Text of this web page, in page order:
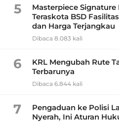
5
Masterpiece
Teraskota BSD
dan Harga Terjangkau
Dibaca 8.083 kali
6
KRL Mengubah Rute
Terbarunya
Dibaca 6.844 kali
7
Pengaduan ke Polisi
Nyerah, Ini Aturan